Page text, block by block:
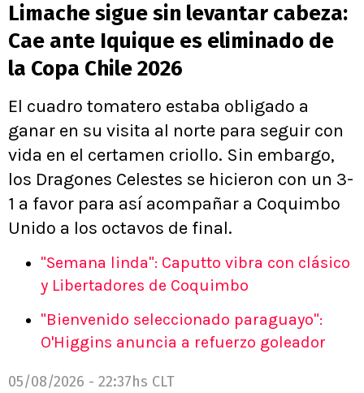
Limache sigue sin levantar cabeza:
Cae ante Iquique es eliminado de
la Copa Chile 2026
El cuadro tomatero estaba obligado a
ganar en su visita al norte para seguir con
vida en el certamen criollo. Sin embargo,
los Dragones Celestes se hicieron con un 3-
1 a favor para así acompañar a Coquimbo
Unido a los octavos de final.
"Semana linda": Caputto vibra con clásico
y Libertadores de Coquimbo
"Bienvenido seleccionado paraguayo":
O'Higgins anuncia a refuerzo goleador
05/08/2026 - 22:37hs CLT